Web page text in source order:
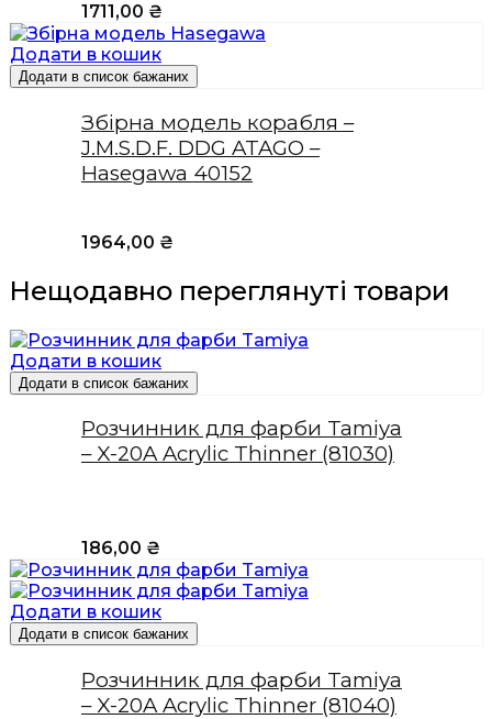
1711,00 ₴
Додати в кошик
Додати в список бажаних
Збірна модель корабля –
J.M.S.D.F. DDG ATAGO –
Hasegawa 40152
1964,00 ₴
Нещодавно переглянуті товари
Додати в кошик
Додати в список бажаних
Розчинник для фарби Tamiya
– X-20A Acrylic Thinner (81030)
186,00 ₴
Додати в кошик
Додати в список бажаних
Розчинник для фарби Tamiya
– X-20A Acrylic Thinner (81040)